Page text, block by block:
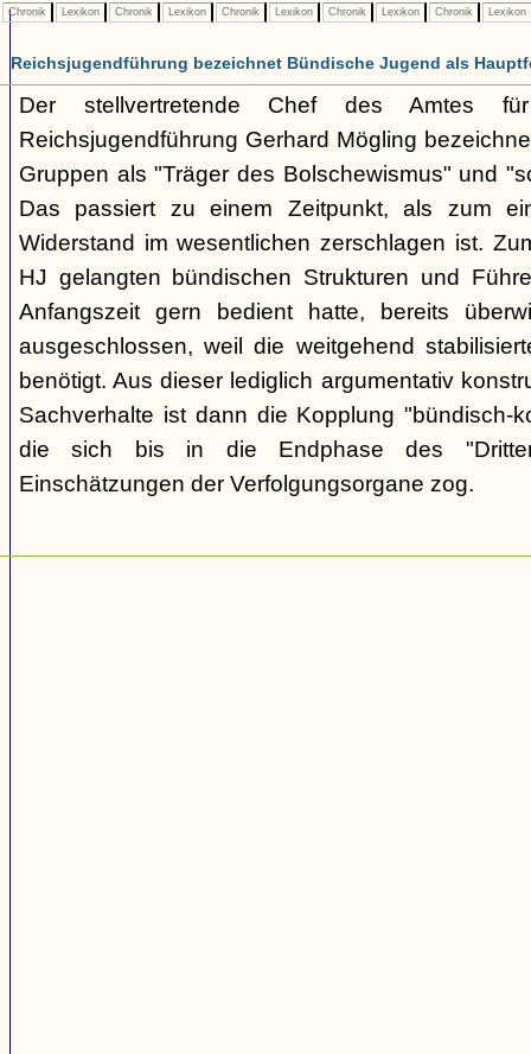
Chronik Lexikon Chronik Lexikon Chronik Lexikon Chronik Lexikon Chronik Lexikon
Reichsjugendführung bezeichnet Bündische Jugend als
Der stellvertretende Chef des Amtes
Reichsjugendführung Gerhard Mögling
Gruppen als "Träger des Bolschewismus" und
Das passiert zu einem Zeitpunkt, als zum
Widerstand im wesentlichen zerschlagen ist.
HJ gelangten bündischen Strukturen und
Anfangszeit gern bedient hatte, bereits
ausgeschlossen, weil die weitgehend
benötigt. Aus dieser lediglich argumentativ
Sachverhalte ist dann die Kopplung "bündisch-
die sich bis in die Endphase des
Einschätzungen der Verfolgungsorgane zog.